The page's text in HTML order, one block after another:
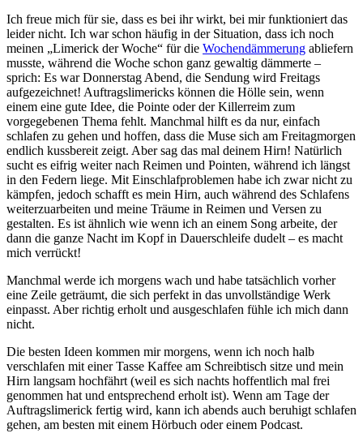
Ich freue mich für sie, dass es bei ihr wirkt, bei mir funktioniert das
leider nicht. Ich war schon häufig in der Situation, dass ich noch
meinen „Limerick der Woche“ für die Wochendämmerung abliefern
musste, während die Woche schon ganz gewaltig dämmerte –
sprich: Es war Donnerstag Abend, die Sendung wird Freitags
aufgezeichnet! Auftragslimericks können die Hölle sein, wenn
einem eine gute Idee, die Pointe oder der Killerreim zum
vorgegebenen Thema fehlt. Manchmal hilft es da nur, einfach
schlafen zu gehen und hoffen, dass die Muse sich am Freitagmorgen
endlich kussbereit zeigt. Aber sag das mal deinem Hirn! Natürlich
sucht es eifrig weiter nach Reimen und Pointen, während ich längst
in den Federn liege. Mit Einschlafproblemen habe ich zwar nicht zu
kämpfen, jedoch schafft es mein Hirn, auch während des Schlafens
weiterzuarbeiten und meine Träume in Reimen und Versen zu
gestalten. Es ist ähnlich wie wenn ich an einem Song arbeite, der
dann die ganze Nacht im Kopf in Dauerschleife dudelt – es macht
mich verrückt!
Manchmal werde ich morgens wach und habe tatsächlich vorher
eine Zeile geträumt, die sich perfekt in das unvollständige Werk
einpasst. Aber richtig erholt und ausgeschlafen fühle ich mich dann
nicht.
Die besten Ideen kommen mir morgens, wenn ich noch halb
verschlafen mit einer Tasse Kaffee am Schreibtisch sitze und mein
Hirn langsam hochfährt (weil es sich nachts hoffentlich mal frei
genommen hat und entsprechend erholt ist). Wenn am Tage der
Auftragslimerick fertig wird, kann ich abends auch beruhigt schlafen
gehen, am besten mit einem Hörbuch oder einem Podcast.